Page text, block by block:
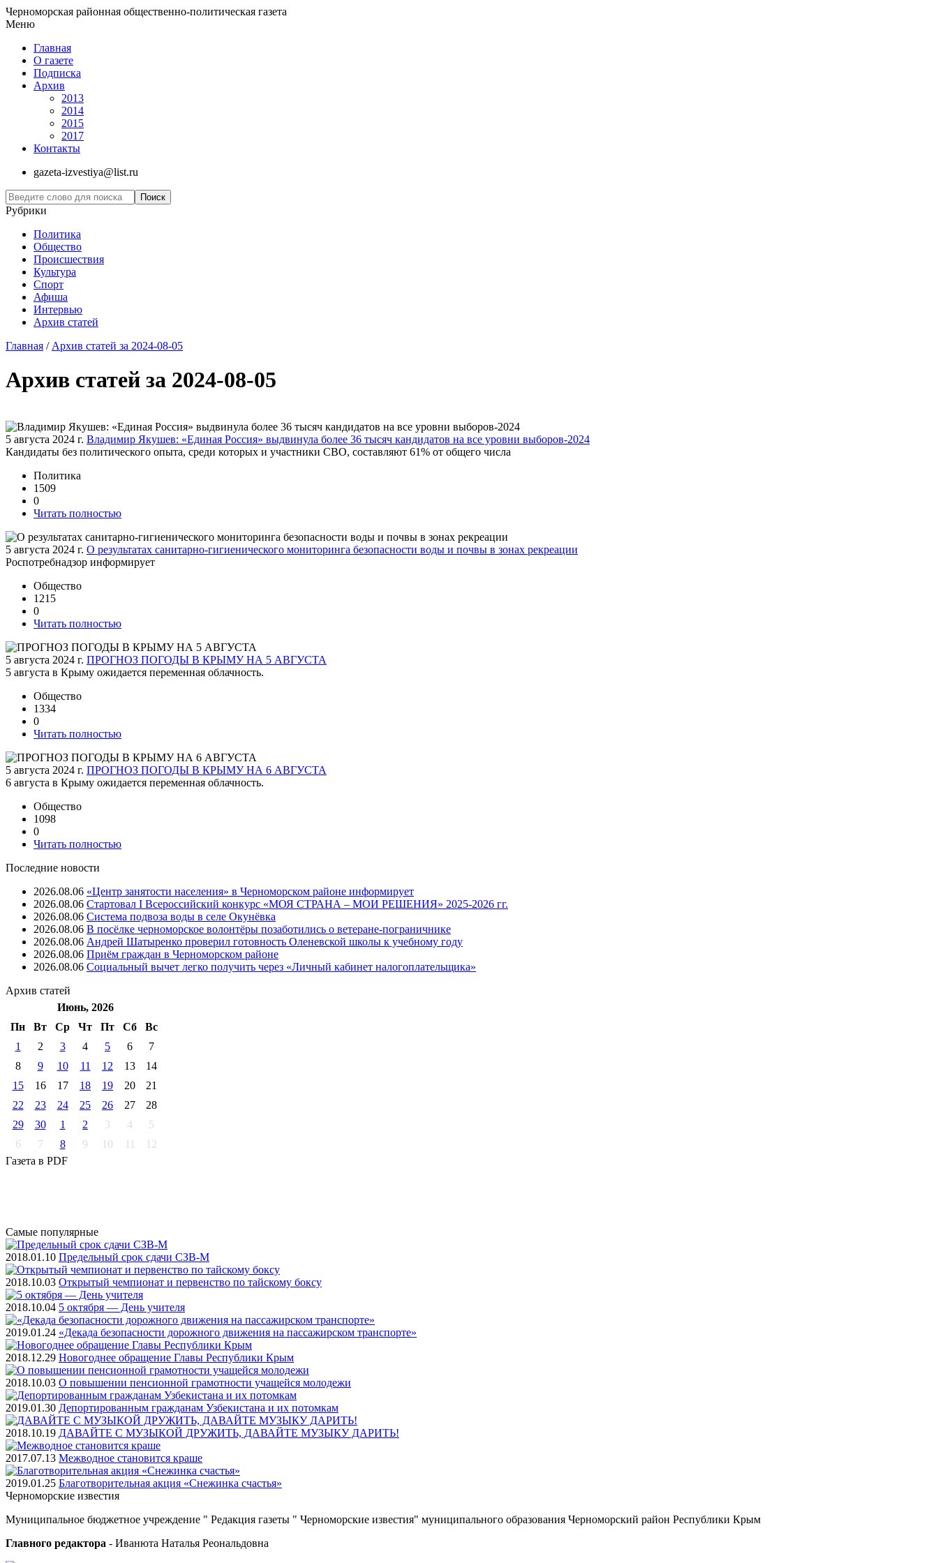
Черноморская районная общественно-политическая газета
Меню
Главная
О газете
Подписка
Архив
2013
2014
2015
2017
Контакты
gazeta-izvestiya@list.ru
Рубрики
Политика
Общество
Проиcшествия
Культура
Спорт
Афиша
Интервью
Архив статей
Главная / Архив статей за 2024-08-05
Архив статей за 2024-08-05
5 августа 2024 г. Владимир Якушев: «Единая Россия» выдвинула более 36 тысяч кандидатов на все уровни выборов-2024
Кандидаты без политического опыта, среди которых и участники СВО, составляют 61% от общего числа
Политика
1509
0
Читать полностью
5 августа 2024 г. О результатах санитарно-гигиенического мониторинга безопасности воды и почвы в зонах рекреации
Роспотребнадзор информирует
Общество
1215
0
Читать полностью
5 августа 2024 г. ПРОГНОЗ ПОГОДЫ В КРЫМУ НА 5 АВГУСТА
5 августа в Крыму ожидается переменная облачность.
Общество
1334
0
Читать полностью
5 августа 2024 г. ПРОГНОЗ ПОГОДЫ В КРЫМУ НА 6 АВГУСТА
6 августа в Крыму ожидается переменная облачность.
Общество
1098
0
Читать полностью
Последние новости
2026.08.06 «Центр занятости населения» в Черноморском районе информирует
2026.08.06 Стартовал I Всероссийский конкурс «МОЯ СТРАНА – МОИ РЕШЕНИЯ» 2025-2026 гг.
2026.08.06 Система подвоза воды в селе Окунёвка
2026.08.06 В посёлке черноморское волонтёры позаботились о ветеране-пограничнике
2026.08.06 Андрей Шатыренко проверил готовность Оленевской школы к учебному году
2026.08.06 Приём граждан в Черноморском районе
2026.08.06 Социальный вычет легко получить через «Личный кабинет налогоплательщика»
Архив статей
Июнь, 2026
Пн
Вт Ср Чт Пт Cб
Вс
1
2 3 4 5 6
7
8
9 10 11 12 13
14
15
16 17 18 19 20
21
22
23 24 25 26 27
28
29
30 1 2 3 4
5
6
7 8 9 10 11
12
Газета в PDF
Самые популярные
2018.01.10 Предельный срок сдачи СЗВ-М
2018.10.03 Открытый чемпионат и первенство по тайскому боксу
2018.10.04 5 октября — День учителя
2019.01.24 «Декада безопасности дорожного движения на пассажирском транспорте»
2018.12.29 Новогоднее обращение Главы Республики Крым
2018.10.03 О повышении пенсионной грамотности учащейся молодежи
2019.01.30 Депортированным гражданам Узбекистана и их потомкам
2018.10.19 ДАВАЙТЕ С МУЗЫКОЙ ДРУЖИТЬ, ДАВАЙТЕ МУЗЫКУ ДАРИТЬ!
2017.07.13 Межводное становится краше
2019.01.25 Благотворительная акция «Снежинка счастья»
Черноморские известия
Муниципальное бюджетное учреждение " Редакция газеты " Черноморские известия" муниципального образования Черноморский район Республики Крым
Главного редактора - Иванюта Наталья Реональдовна